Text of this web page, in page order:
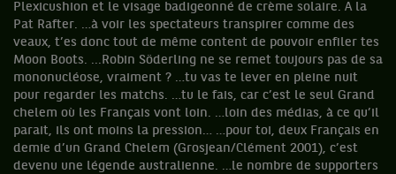
Plexicushion et le visage badigeonné de crème solaire. A la
Pat Rafter. …à voir les spectateurs transpirer comme des
veaux, t’es donc tout de même content de pouvoir enfiler tes
Moon Boots. ...Robin Söderling ne se remet toujours pas de sa
mononucléose, vraiment ? …tu vas te lever en pleine nuit
pour regarder les matchs. …tu le fais, car c’est le seul Grand
chelem où les Français vont loin. …loin des médias, à ce qu’il
parait, ils ont moins la pression… …pour toi, deux Français en
demie d’un Grand Chelem (Grosjean/Clément 2001), c’est
devenu une légende australienne. …le nombre de supporters